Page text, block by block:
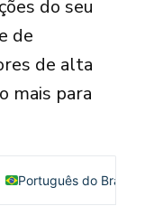
do seu
de
de alta
mais para
Português do Brasil